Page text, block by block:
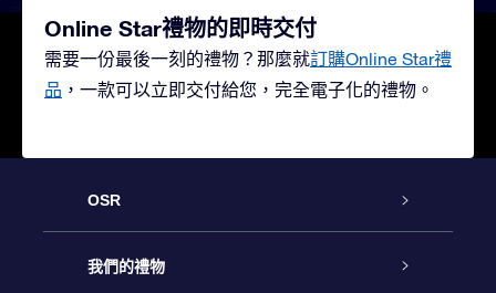
Online Star禮物的即時交付
需要一份最後一刻的禮物？那麼就訂購Online Star禮
品 ，一款可以立即交付給您，完全電子化的禮物。
OSR
客戶服務
我們的禮物